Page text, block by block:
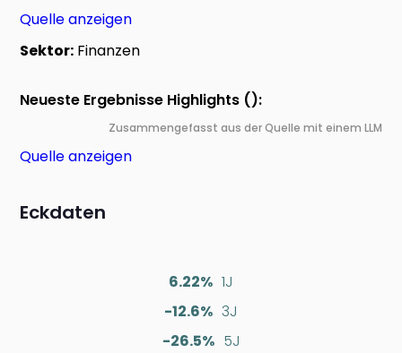
Quelle anzeigen
Sektor: Finanzen
Neueste Ergebnisse Highlights ():
Zusammengefasst aus der Quelle mit einem LLM
Quelle anzeigen
Eckdaten
6.22% 1J
-12.6% 3J
-26.5% 5J